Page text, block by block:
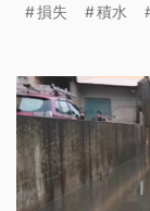
損失 積水